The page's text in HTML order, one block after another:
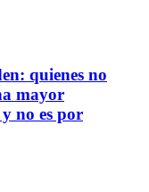
quienes no
mayor
no es por